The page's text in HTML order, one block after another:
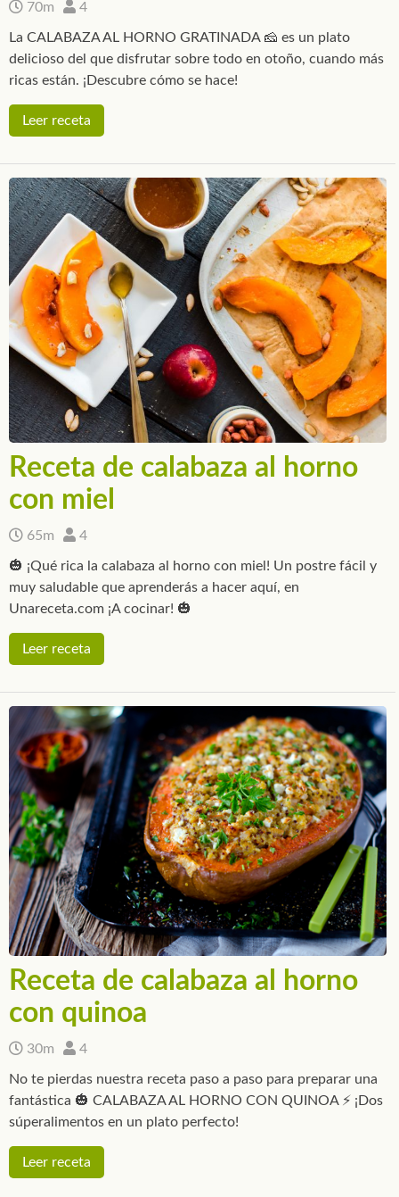
70m 4
La CALABAZA AL HORNO GRATINADA 🧀 es un plato
delicioso del que disfrutar sobre todo en otoño, cuando más
ricas están. ¡Descubre cómo se hace!
Leer receta
Receta de calabaza al horno
con miel
65m 4
🎃 ¡Qué rica la calabaza al horno con miel! Un postre fácil y
muy saludable que aprenderás a hacer aquí, en
Unareceta.com ¡A cocinar! 🎃
Leer receta
Receta de calabaza al horno
con quinoa
30m 4
No te pierdas nuestra receta paso a paso para preparar una
fantástica 🎃 CALABAZA AL HORNO CON QUINOA ⚡ ¡Dos
súperalimentos en un plato perfecto!
Leer receta